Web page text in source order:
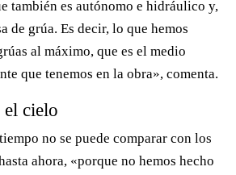
también es autónomo e hidráulico y,
de grúa. Es decir, lo que hemos
al máximo, que es el medio
que tenemos en la obra», comenta.
el cielo
no se puede comparar con los
ahora, «porque no hemos hecho